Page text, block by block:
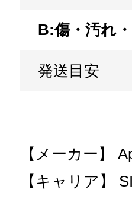
B:傷・汚れ
発送目安
【メーカー】
【キャリア】